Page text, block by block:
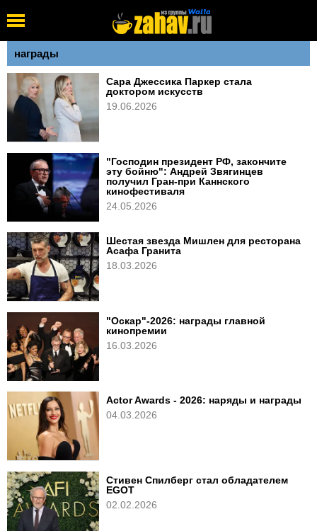
награды
Сара Джессика Паркер стала
доктором искусств
19.06.2026
"Господин президент РФ, закончите
эту бойню": Андрей Звягинцев
получил Гран-при Каннского
кинофестиваля
24.05.2026
Шестая звезда Мишлен для ресторана
Асафа Гранита
18.03.2026
"Оскар"-2026: награды главной
кинопремии
16.03.2026
Actor Awards - 2026: наряды и награды
04.03.2026
Стивен Спилберг стал обладателем
EGOT
02.02.2026